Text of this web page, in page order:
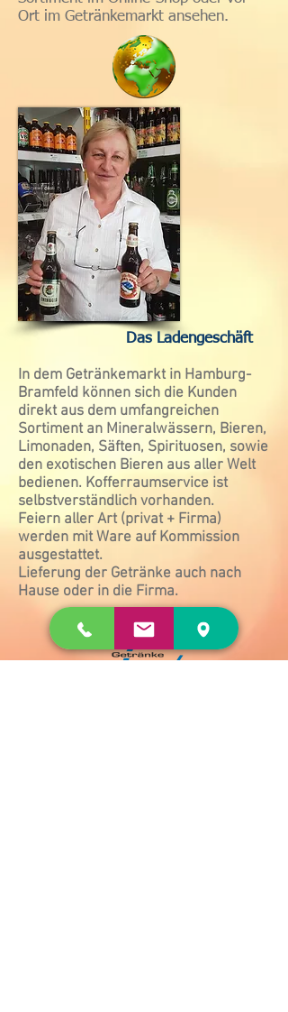
Ort im Getränkemarkt ansehen.
Das Ladengeschäft
In dem Getränkemarkt in Hamburg-
Bramfeld können sich die Kunden
direkt aus dem umfangreichen
Sortiment an Mineralwässern, Bieren,
Limonaden, Säften, Spirituosen, sowie
den exotischen Bieren aus aller Welt
bedienen. Kofferraumservice ist
selbstverständlich vorhanden.
Feiern aller Art (privat + Firma)
werden mit Ware auf Kommission
ausgestattet.
Lieferung der Getränke auch nach
Hause oder in die Firma.